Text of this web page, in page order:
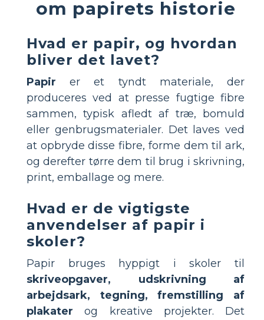
om papirets historie
Hvad er papir, og hvordan
bliver det lavet?
Papir er et tyndt materiale, der
produceres ved at presse fugtige fibre
sammen, typisk afledt af træ, bomuld
eller genbrugsmaterialer. Det laves ved
at opbryde disse fibre, forme dem til ark,
og derefter tørre dem til brug i skrivning,
print, emballage og mere.
Hvad er de vigtigste
anvendelser af papir i
skoler?
Papir bruges hyppigt i skoler til
skriveopgaver, udskrivning af
arbejdsark, tegning, fremstilling af
plakater og kreative projekter. Det